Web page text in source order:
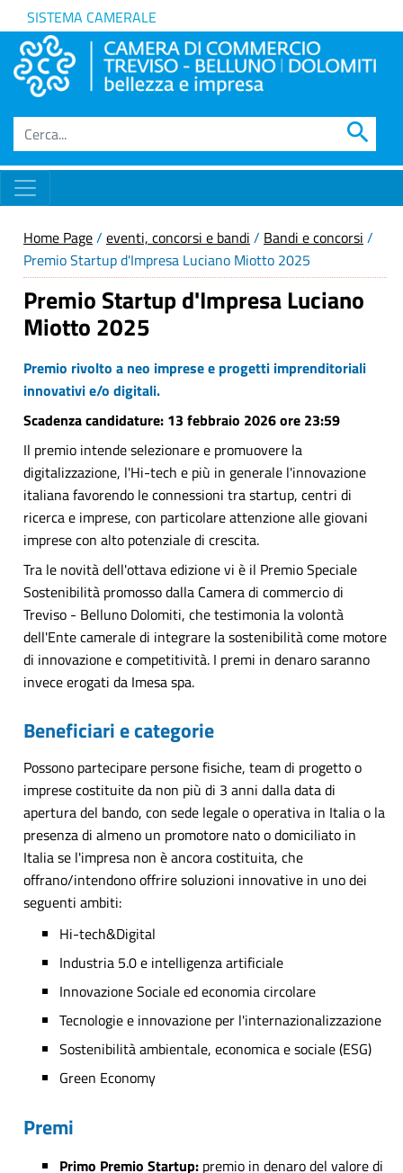
SISTEMA CAMERALE
search
Home Page/ eventi, concorsi e bandi / Bandi e concorsi /
Premio Startup d'Impresa Luciano Miotto 2025
Premio Startup d'Impresa Luciano
Miotto 2025
Premio rivolto a neo imprese e progetti imprenditoriali
innovativi e/o digitali.
Scadenza candidature: 13 febbraio 2026 ore 23:59
Il premio intende selezionare e promuovere la
digitalizzazione, l'Hi-tech e più in generale l'innovazione
italiana favorendo le connessioni tra startup, centri di
ricerca e imprese, con particolare attenzione alle giovani
imprese con alto potenziale di crescita.
Tra le novità dell'ottava edizione vi è il Premio Speciale
Sostenibilità promosso dalla Camera di commercio di
Treviso - Belluno Dolomiti, che testimonia la volontà
dell'Ente camerale di integrare la sostenibilità come motore
di innovazione e competitività. I premi in denaro saranno
invece erogati da Imesa spa.
Beneficiari e categorie
Possono partecipare persone fisiche, team di progetto o
imprese costituite da non più di 3 anni dalla data di
apertura del bando, con sede legale o operativa in Italia o la
presenza di almeno un promotore nato o domiciliato in
Italia se l'impresa non è ancora costituita, che
offrano/intendono offrire soluzioni innovative in uno dei
seguenti ambiti:
Hi-tech&Digital
Industria 5.0 e intelligenza artificiale
Innovazione Sociale ed economia circolare
Tecnologie e innovazione per l'internazionalizzazione
Sostenibilità ambientale, economica e sociale (ESG)
Green Economy
Premi
Primo Premio Startup: premio in denaro del valore di